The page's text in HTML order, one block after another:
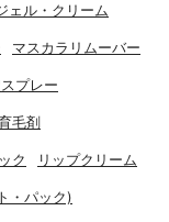
ェル・クリーム
マスカラリムーバー
プレー
毛剤
ク リップクリーム
・パック)